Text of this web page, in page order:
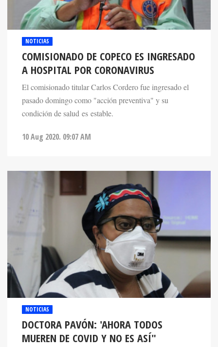
NOTICIAS
COMISIONADO DE COPECO ES INGRESADO
A HOSPITAL POR CORONAVIRUS
El comisionado titular Carlos Cordero fue ingresado el
pasado domingo como "acción preventiva" y su
condición de salud es estable.
NOTICIAS
DOCTORA PAVÓN: 'AHORA TODOS
MUEREN DE COVID Y NO ES ASÍ"
La jefa de Vigilancia de la Secretaría de Salud y el